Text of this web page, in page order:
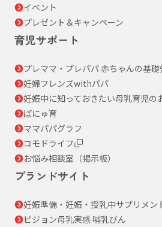
イベント
プレゼント＆キャンペーン
育児サポート
プレママ・プレパパ 赤ちゃんの基礎
妊婦フレンズwithパパ
妊娠中に知っておきたい母乳育児の
ぼにゅ育
ママパパグラフ
コモドライフ
お悩み相談室（掲示板）
ブランドサイト
妊娠準備・妊娠・授乳中サプリメン
ピジョン母乳実感 哺乳びん